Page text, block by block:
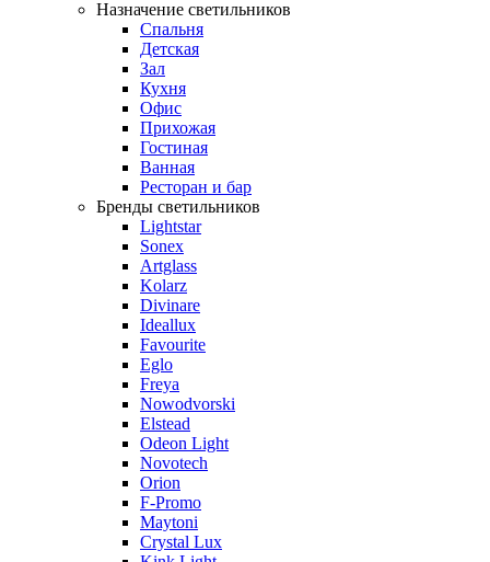
Назначение светильников
Спальня
Детская
Зал
Кухня
Офис
Прихожая
Гостиная
Ванная
Ресторан и бар
Бренды светильников
Lightstar
Sonex
Artglass
Kolarz
Divinare
Ideallux
Favourite
Eglo
Freya
Nowodvorski
Elstead
Odeon Light
Novotech
Orion
F-Promo
Maytoni
Crystal Lux